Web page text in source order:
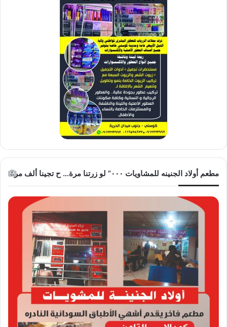
مطعم أولاد الجنينه للمشاويات ٠٠٠” لو زرتنا مرة… ح تجينا ألف مرة